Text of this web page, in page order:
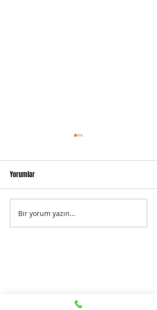
Blogunuzu Kategorilerle
Düzenleyin
Yorumlar
Bir yorum yazın...